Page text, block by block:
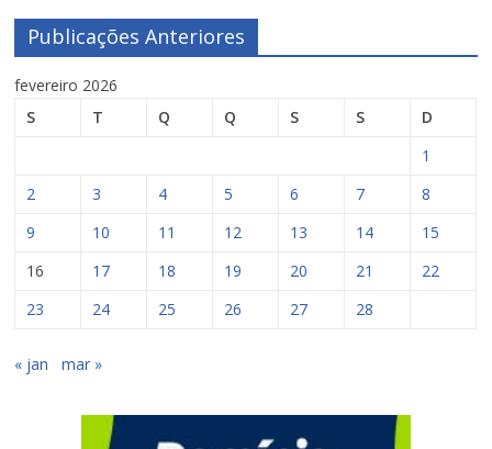
Publicações Anteriores
fevereiro 2026
S
T Q Q S S
D
1
2
3 4 5 6 7
8
9
10 11 12 13 14
15
16
17 18 19 20 21
22
23
24 25 26 27 28
« jan mar »